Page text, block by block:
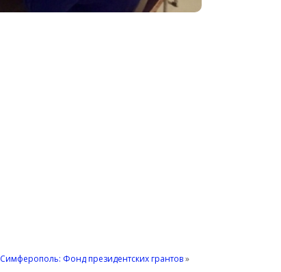
Симферополь: Фонд президентских грантов»